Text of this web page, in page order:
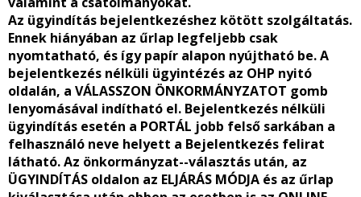
Az ügyindítás bejelentkezéshez kötött szolgáltatás.
Ennek hiányában az űrlap legfeljebb csak
nyomtatható, és így papír alapon nyújtható be. A
bejelentkezés nélküli ügyintézés az OHP nyitó
oldalán, a VÁLASSZON ÖNKORMÁNYZATOT gomb
lenyomásával indítható el. Bejelentkezés nélküli
ügyindítás esetén a PORTÁL jobb felső sarkában a
felhasználó neve helyett a Bejelentkezés felirat
látható. Az önkormányzat--választás után, az
ÜGYINDÍTÁS oldalon az ELJÁRÁS MÓDJA és az űrlap